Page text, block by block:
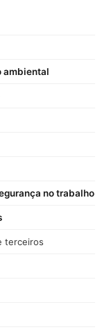
ambiental
no trabalho
terceiros